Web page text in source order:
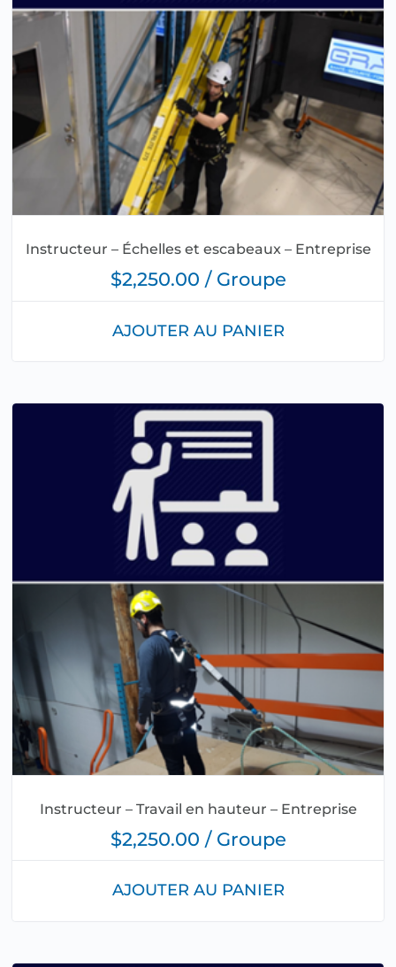
Instructeur – Échelles et escabeaux – Entreprise
$2,250.00 / Groupe
AJOUTER AU PANIER
Instructeur – Travail en hauteur – Entreprise
$2,250.00 / Groupe
AJOUTER AU PANIER